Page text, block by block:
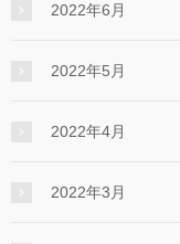
2022年6月
2022年5月
2022年4月
2022年3月